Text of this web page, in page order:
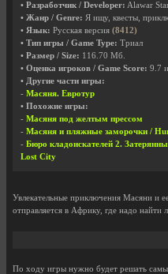
• Разработчик / Developer: Alawar
• Жанр / Genre: Я ищу, квесты,
• Язык: Русская версия (8412)
• Тип игры / Game Type: Триал
• Размер / Size: 116.70 Мб.
• Оценка игроков / Game Score: 9.7
• Другие части игры:
- Масяня. Евротур
• Похожие игры:
- Масяня под желтым прессом
- Масяня и пляжные заморочки /
- Бюро кладоискателей 2.
Lost City
Увлекательные приключения Масяни и
отправляется в Африку, где надо найти
По ходу игры нужно будет решать